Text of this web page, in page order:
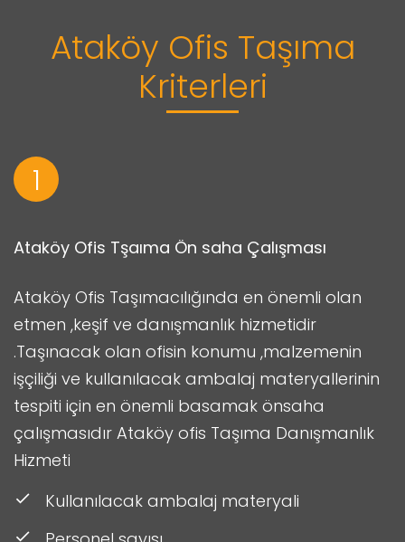
Ataköy Ofis Taşıma
Kriterleri
1
Ataköy Ofis Tşaıma Ön saha Çalışması
Ataköy Ofis Taşımacılığında en önemli olan
etmen ,keşif ve danışmanlık hizmetidir
.Taşınacak olan ofisin konumu ,malzemenin
işçiliği ve kullanılacak ambalaj materyallerinin
tespiti için en önemli basamak önsaha
çalışmasıdır Ataköy ofis Taşıma Danışmanlık
Hizmeti
Kullanılacak ambalaj materyali